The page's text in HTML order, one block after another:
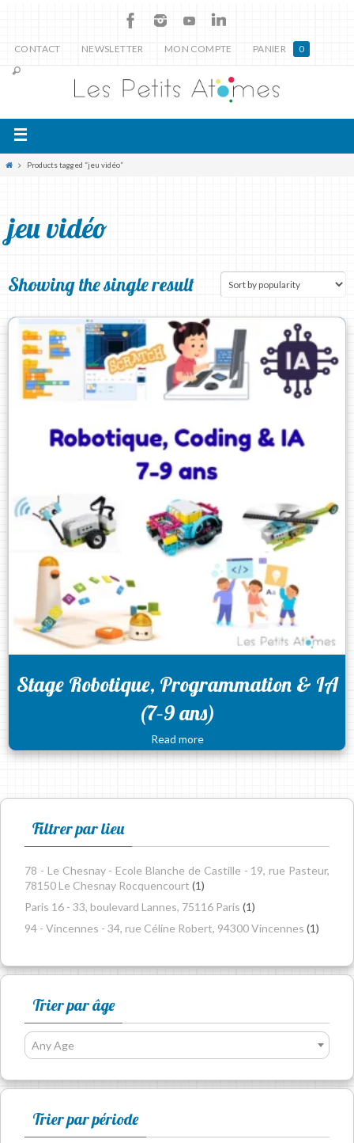
CONTACT NEWSLETTER MON COMPTE PANIER 0
Products tagged “jeu vidéo”
jeu vidéo
Showing the single result
Stage Robotique, Programmation & IA
(7–9 ans)
Read more
Filtrer par lieu
78 - Le Chesnay - Ecole Blanche de Castille - 19, rue Pasteur,
78150 Le Chesnay Rocquencourt (1)
Paris 16 - 33, boulevard Lannes, 75116 Paris (1)
94 - Vincennes - 34, rue Céline Robert, 94300 Vincennes (1)
Trier par âge
Any Age
Trier par période